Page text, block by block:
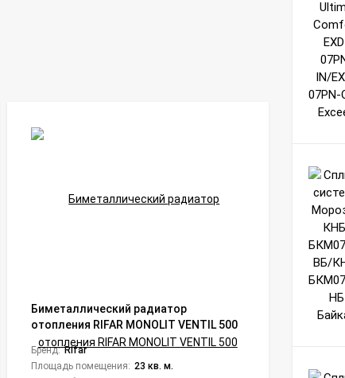
Биметаллический радиатор
отопления RIFAR MONOLIT VENTIL 500
MVR 12
Бренд: Rifar
Площадь помещения: 23 кв. м.